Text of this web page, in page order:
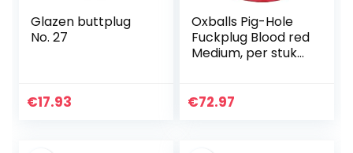
Glazen buttplug
No. 27
€17.93
Oxballs Pig-Hole
Fuckplug Blood red
Medium, per stuk
€72.97